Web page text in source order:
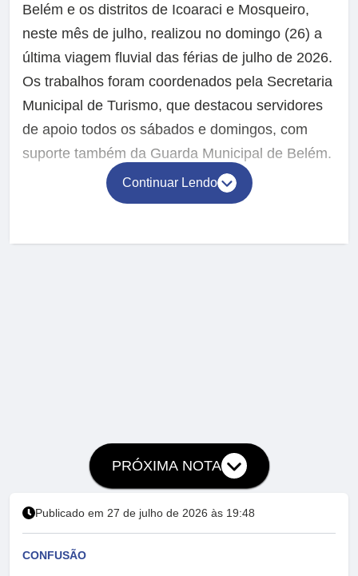
Belém e os distritos de Icoaraci e Mosqueiro,
neste mês de julho, realizou no domingo (26) a
última viagem fluvial das férias de julho de 2026.
Os trabalhos foram coordenados pela Secretaria
Municipal de Turismo, que destacou servidores
de apoio todos os sábados e domingos, com
suporte também da Guarda Municipal de Belém.
Continuar Lendo
Publicado em 27 de julho de 2026 às 19:48
CONFUSÃO
PRÓXIMA NOTA